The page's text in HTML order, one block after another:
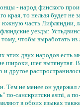
- народ финского
то нельзя будет не
южную часть Лифляндии,
уезды:
чтобы выработать
этих двух народов есть
широки, шея вытянутая.
другое
не менее он удержал
санскритски asmi, а
в обоих языках